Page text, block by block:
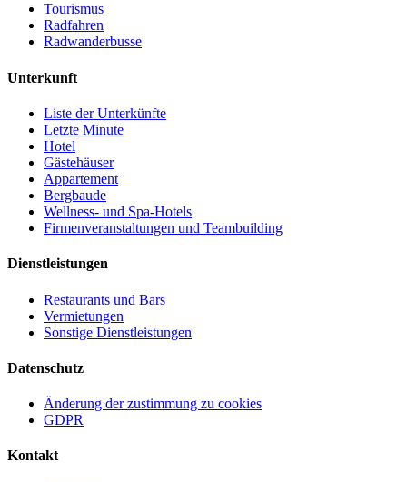
Tourismus
Radfahren
Radwanderbusse
Unterkunft
Liste der Unterkünfte
Letzte Minute
Hotel
Gästehäuser
Appartement
Bergbaude
Wellness- und Spa-Hotels
Firmenveranstaltungen und Teambuilding
Dienstleistungen
Restaurants und Bars
Vermietungen
Sonstige Dienstleistungen
Datenschutz
Änderung der zustimmung zu cookies
GDPR
Kontakt